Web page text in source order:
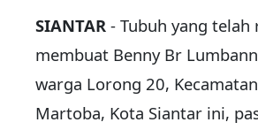
SIANTAR - Tubuh yang telah
membuat Benny Br
warga Lorong 20,
Martoba, Kota Siantar ini,